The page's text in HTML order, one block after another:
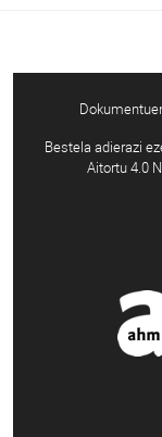
Bestela adierazi
Aitortu 4.0